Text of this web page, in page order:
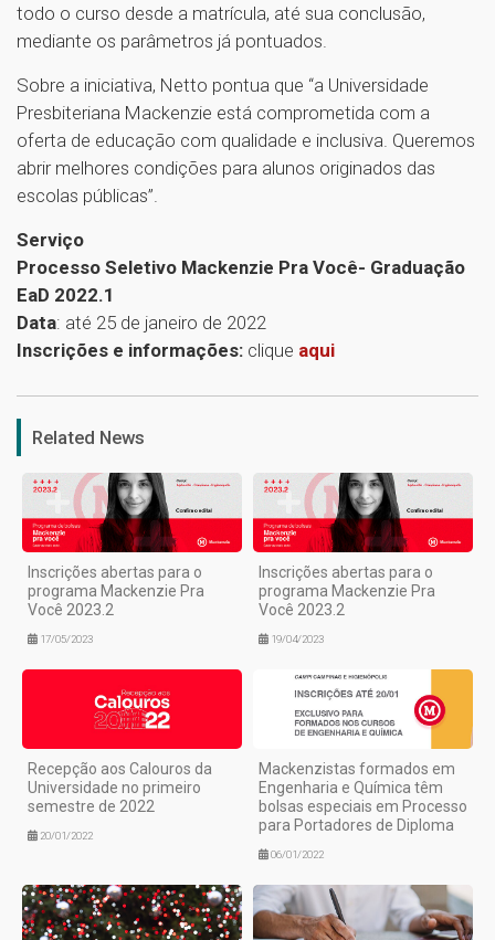
todo o curso desde a matrícula, até sua conclusão,
mediante os parâmetros já pontuados.
Sobre a iniciativa, Netto pontua que “a Universidade
Presbiteriana Mackenzie está comprometida com a
oferta de educação com qualidade e inclusiva. Queremos
abrir melhores condições para alunos originados das
escolas públicas”.
Serviço
Processo Seletivo Mackenzie Pra Você- Graduação
EaD 2022.1
Data: até 25 de janeiro de 2022
Inscrições e informações: clique aqui
1
Related News
Inscrições abertas para o
programa Mackenzie Pra
Você 2023.2
17/05/2023
Inscrições abertas para o
programa Mackenzie Pra
Você 2023.2
19/04/2023
Recepção aos Calouros da
Universidade no primeiro
semestre de 2022
20/01/2022
Mackenzistas formados em
Engenharia e Química têm
bolsas especiais em Processo
para Portadores de Diploma
06/01/2022